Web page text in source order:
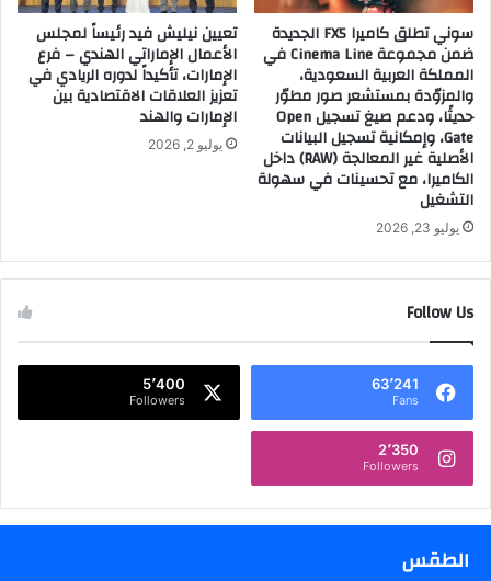
س
ج
ر
ي
ء
ل
ر
و
ح
ا
ع
و
د
سوني تطلق كاميرا FX5 الجديدة
ضمن مجموعة Cinema Line في
المملكة العربية السعودية،
والمزوّدة بمستشعر صور مطوّر
حديثًا، ودعم صيغ تسجيل Open
Gate، وإمكانية تسجيل البيانات
الأصلية غير المعالجة (RAW) داخل
الكاميرا، مع تحسينات في سهولة
التشغيل
يوليو 23, 2026
تعيين نيليش فيد رئيساً لمجلس
الأعمال الإماراتي الهندي – فرع
الإمارات، تأكيداً لدوره الريادي في
تعزيز العلاقات الاقتصادية بين
الإمارات والهند
يوليو 2, 2026
Follow Us
63٬241
Fans
5٬400
Followers
2٬350
Followers
الطقس